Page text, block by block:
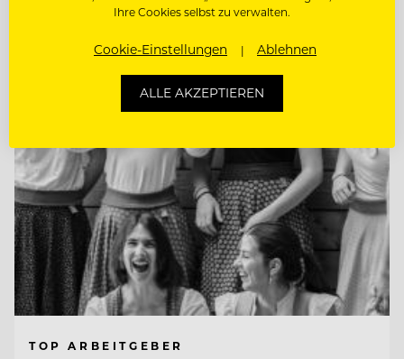
TOP ARBEITGEBER
Ihre Cookies selbst zu verwalten.
Cookie-Einstellungen Ablehnen
ALLE AKZEPTIEREN